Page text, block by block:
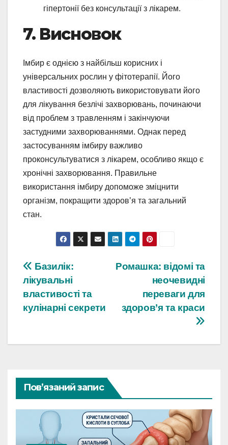
гіпертонії без консультації з лікарем.
7. Висновок
Імбир є однією з найбільш корисних і
універсальних рослин у фітотерапії. Його
властивості дозволяють використовувати його
для лікування безлічі захворювань, починаючи
від проблем з травленням і закінчуючи
застудними захворюваннями. Однак перед
застосуванням імбиру важливо
проконсультуватися з лікарем, особливо якщо є
хронічні захворювання. Правильне
використання імбиру допоможе зміцнити
організм, покращити здоров’я та загальний
стан.
Навігація
записів
Ромашка: відомі та
неочевидні
переваги для
здоров’я та краси
Базилік:
лікувальні
властивості та
кулінарні секрети
Пов’язаний запис